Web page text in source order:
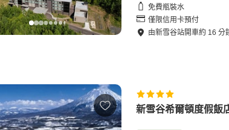
免費瓶裝水
僅限信用卡預付
由新雪谷站開車約 16 分
新雪谷希爾頓度假飯